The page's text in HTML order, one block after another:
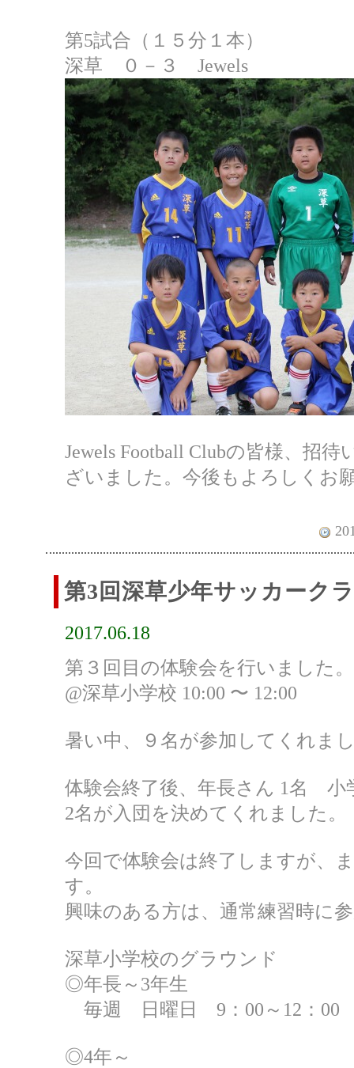
第5試合（１５分１本）
深草 ０－３ Jewels
Jewels Football Clubの皆様、招
ざいました。今後もよろしくお
第3回深草少年サッカーク
2017.06.18
第３回目の体験会を行いました。
@深草小学校 10:00 〜 12:00
暑い中、９名が参加してくれま
体験会終了後、年長さん 1名 小
2名が入団を決めてくれました。
今回で体験会は終了しますが、
す。
興味のある方は、通常練習時に
深草小学校のグラウンド
◎年長～3年生
毎週 日曜日 9：00～12：00
◎4年～